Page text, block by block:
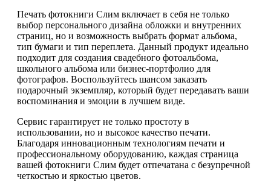
Печать фотокниги Слим включает в себя не только
выбор персонального дизайна обложки и внутренних
страниц, но и возможность выбрать формат альбома,
тип бумаги и тип переплета. Данный продукт идеально
подходит для создания свадебного фотоальбома,
школьного альбома или бизнес-портфолио для
фотографов. Воспользуйтесь шансом заказать
подарочный экземпляр, который будет передавать ваши
воспоминания и эмоции в лучшем виде.
Сервис гарантирует не только простоту в
использовании, но и высокое качество печати.
Благодаря инновационным технологиям печати и
профессиональному оборудованию, каждая страница
вашей фотокниги Слим будет отпечатана с безупречной
четкостью и яркостью цветов.